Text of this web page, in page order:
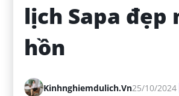
lịch Sapa đẹp
hồn
Kinhnghiemdulich.vn25/10/2024